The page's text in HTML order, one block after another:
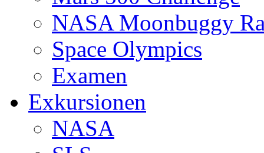
NASA Moonbuggy
Space Olympics
Examen
Exkursionen
NASA